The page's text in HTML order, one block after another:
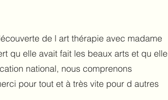
de l art thérapie avec madame
qu elle avait fait les beaux arts et qu elle
national, nous comprenons
pour tout et à très vite pour d autres